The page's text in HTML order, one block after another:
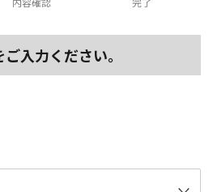
入力ください。